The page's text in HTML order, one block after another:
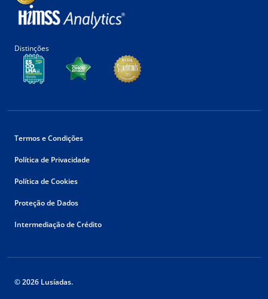
Distinções
Termos e Condições
Política de Privacidade
Política de Cookies
Proteção de Dados
Intermediação de Crédito
© 2026 Lusíadas.